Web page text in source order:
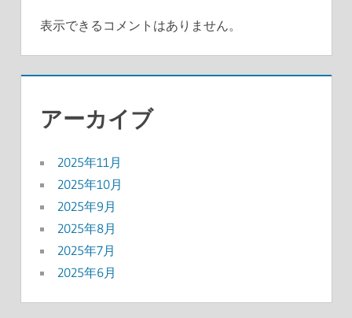
表示できるコメントはありません。
アーカイブ
2025年11月
2025年10月
2025年9月
2025年8月
2025年7月
2025年6月